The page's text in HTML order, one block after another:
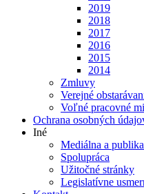
2019
2018
2017
2016
2015
2014
Zmluvy
Verejné
Voľné pracovné
Ochrana osobných
Iné
Mediálna a
Spolupráca
Užitočné stránky
Legislatívne